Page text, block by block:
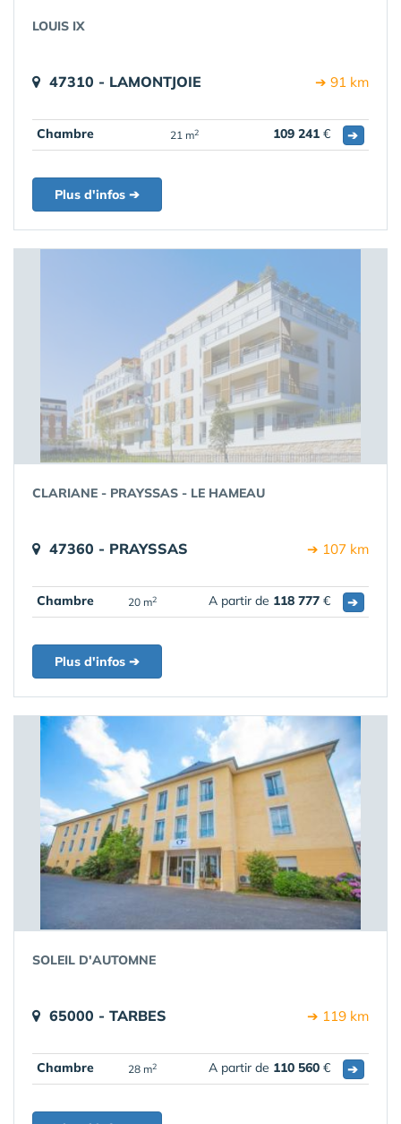
LOUIS IX
47310 - LAMONTJOIE ➔ 91 km
Chambre 21 m2 109 241 € ➔
Plus d'infos ➔
CLARIANE - PRAYSSAS - LE HAMEAU
47360 - PRAYSSAS ➔ 107 km
Chambre 20 m2 A partir de 118 777 € ➔
Plus d'infos ➔
SOLEIL D'AUTOMNE
65000 - TARBES ➔ 119 km
Chambre 28 m2 A partir de 110 560 € ➔